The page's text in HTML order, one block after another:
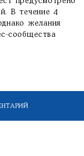
В течение 4
желания
сообщества